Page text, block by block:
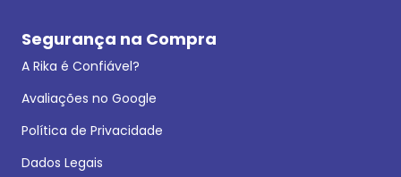
Segurança na Compra
A Rika é Confiável?
Avaliações no Google
Política de Privacidade
Dados Legais